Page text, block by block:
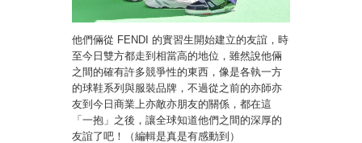
他們倆從 FENDI 的實習生開始建立的友誼，時
至今日雙方都走到相當高的地位，雖然說他倆
之間的確有許多競爭性的東西，像是各執一方
的球鞋系列與服裝品牌，不過從之前的亦師亦
友到今日商業上亦敵亦朋友的關係，都在這
「一抱」之後，讓全球知道他們之間的深厚的
友誼了吧！（編輯是真是有感動到）